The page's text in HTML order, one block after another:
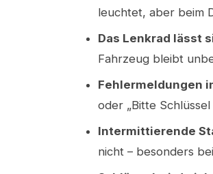
leuchtet, aber beim
Das Lenkrad lässt
Fahrzeug bleibt
Fehlermeldungen
oder „Bitte
Intermittierende
nicht – besonders